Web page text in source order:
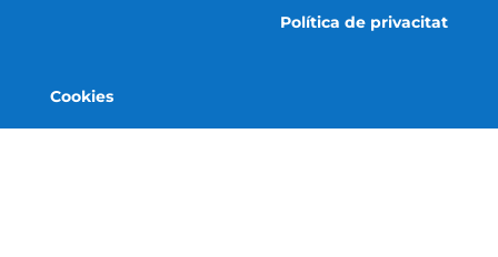
Política de privacitat
Cookies